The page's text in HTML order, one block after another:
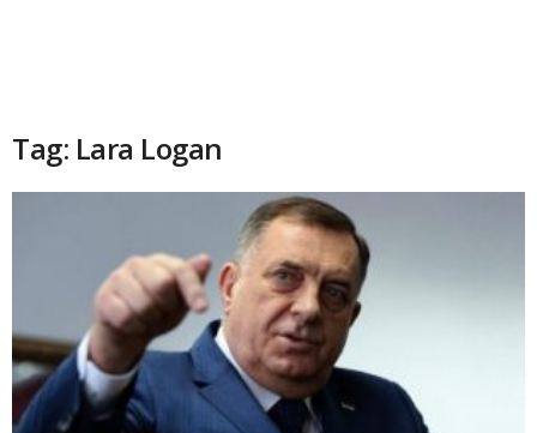
Tag: Lara Logan